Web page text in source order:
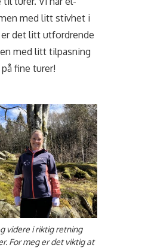
med litt stivhet i
det litt utfordrende
med litt tilpasning
fine turer!
videre i riktig retning
For meg er det viktig at